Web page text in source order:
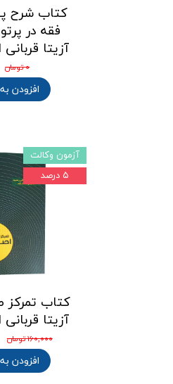
کتاب شرح
فقه در
آزیتا
۰ تومان
افزودن
کتاب تمرکز
آزیتا
۱۶۰,۰۰۰ تومان
افزودن
آزمون وکالت
۵ درصد